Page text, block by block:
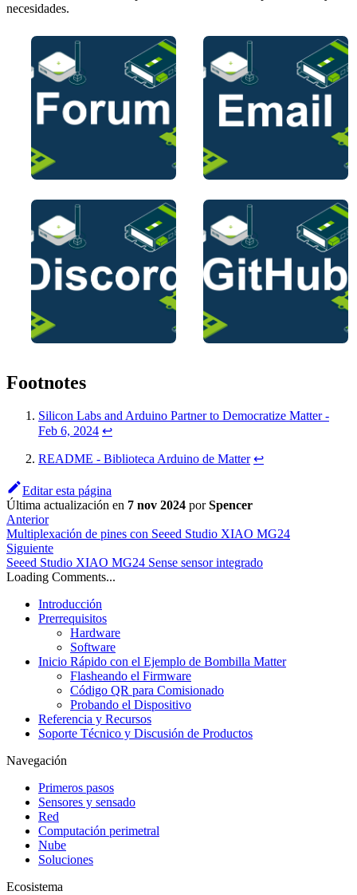
necesidades.
Footnotes
Silicon Labs and Arduino Partner to Democratize Matter -
Feb 6, 2024 ↩
README - Biblioteca Arduino de Matter ↩
Editar esta página
Última actualización en 7 nov 2024 porSpencer
Anterior
Multiplexación de pines con Seeed Studio XIAO MG24
Siguiente
Seeed Studio XIAO MG24 Sense sensor integrado
Loading Comments...
Introducción
Prerrequisitos
Hardware
Software
Inicio Rápido con el Ejemplo de Bombilla Matter
Flasheando el Firmware
Código QR para Comisionado
Probando el Dispositivo
Referencia y Recursos
Soporte Técnico y Discusión de Productos
Navegación
Primeros pasos
Sensores y sensado
Red
Computación perimetral
Nube
Soluciones
Ecosistema